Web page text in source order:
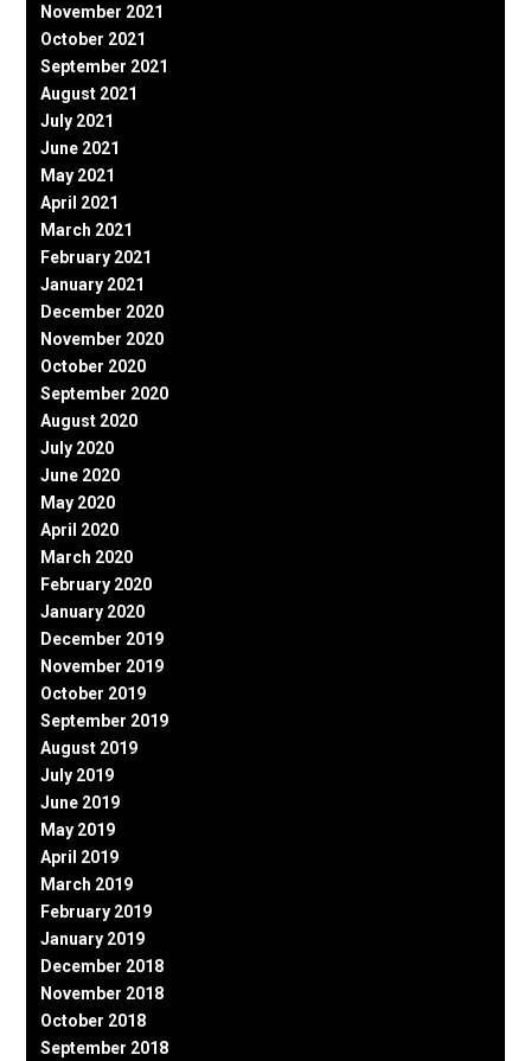
November 2021
October 2021
September 2021
August 2021
July 2021
June 2021
May 2021
April 2021
March 2021
February 2021
January 2021
December 2020
November 2020
October 2020
September 2020
August 2020
July 2020
June 2020
May 2020
April 2020
March 2020
February 2020
January 2020
December 2019
November 2019
October 2019
September 2019
August 2019
July 2019
June 2019
May 2019
April 2019
March 2019
February 2019
January 2019
December 2018
November 2018
October 2018
September 2018